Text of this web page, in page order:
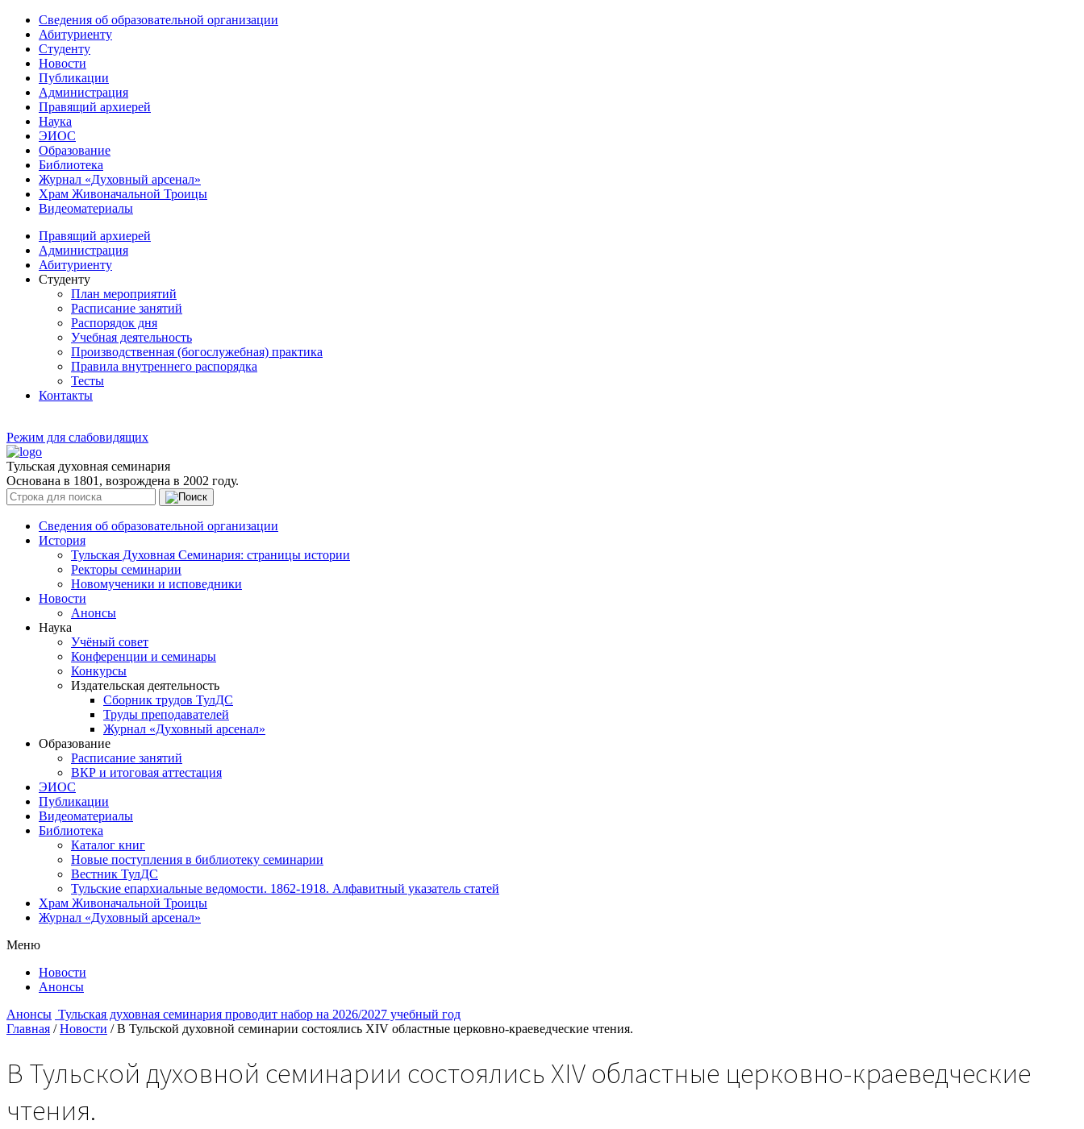
Сведения об образовательной организации
Абитуриенту
Студенту
Новости
Публикации
Администрация
Правящий архиерей
Наука
ЭИОС
Образование
Библиотека
Журнал «Духовный арсенал»
Храм Живоначальной Троицы
Видеоматериалы
Правящий архиерей
Администрация
Абитуриенту
Студенту
План мероприятий
Расписание занятий
Распорядок дня
Учебная деятельность
Производственная (богослужебная) практика
Правила внутреннего распорядка
Тесты
Контакты
Режим для слабовидящих
Тульская духовная семинария
Основана в 1801, возрождена в 2002 году.
Сведения об образовательной организации
История
Тульская Духовная Семинария: страницы истории
Ректоры семинарии
Новомученики и исповедники
Новости
Анонсы
Наука
Учёный совет
Конференции и семинары
Конкурсы
Издательская деятельность
Сборник трудов ТулДС
Труды преподавателей
Журнал «Духовный арсенал»
Образование
Расписание занятий
ВКР и итоговая аттестация
ЭИОС
Публикации
Видеоматериалы
Библиотека
Каталог книг
Новые поступления в библиотеку семинарии
Вестник ТулДС
Тульские епархиальные ведомости. 1862-1918. Алфавитный указатель статей
Храм Живоначальной Троицы
Журнал «Духовный арсенал»
Меню
Новости
Анонсы
Анонсы Тульская духовная семинария проводит набор на 2026/2027 учебный год
Главная / Новости / В Тульской духовной семинарии состоялись XIV областные церковно-краеведческие чтения.
В Тульской духовной семинарии состоялись XIV областные церковно-краеведческие
чтения.